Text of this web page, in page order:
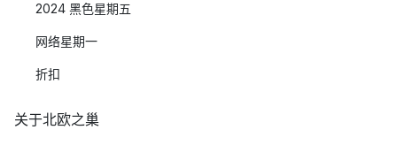
2024 黑色星期五
网络星期一
折扣
关于北欧之巢